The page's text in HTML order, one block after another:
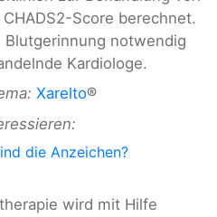
Score berechnet.
notwendig
Kardiologe.
Xarelto®
die Anzeichen?
wird mit Hilfe